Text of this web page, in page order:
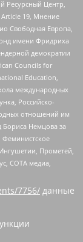
Ресурсный Центр,
19, Мнение
Свободная Европа,
имени Фридриха
демократии
Councils for
Education,
международных
Российско-
отношений им
Немцова за
Прометей,
СОТА медиа,
7756/ данные